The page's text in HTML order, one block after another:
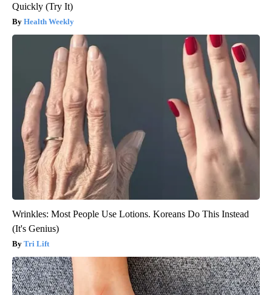
Quickly (Try It)
Health Weekly
Wrinkles: Most People Use Lotions. Koreans Do This Instead
(It's Genius)
Tri Lift